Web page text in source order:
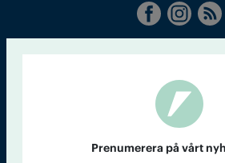
Kontakt Om Tidningen
Prenumerera på vårt